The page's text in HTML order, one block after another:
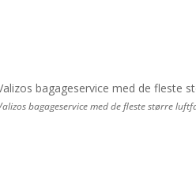
bagageservice med de fleste større